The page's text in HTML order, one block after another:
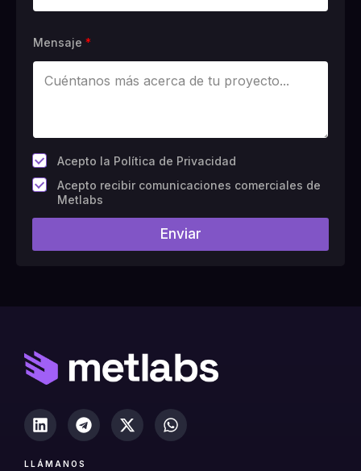
Mensaje *
*
Acepto la Política de Privacidad
C
a
p
#
a
)
Acepto recibir comunicaciones comerciales de
Metlabs
Enviar
LLÁMANOS